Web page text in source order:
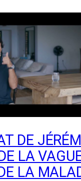
DE
LA
LA